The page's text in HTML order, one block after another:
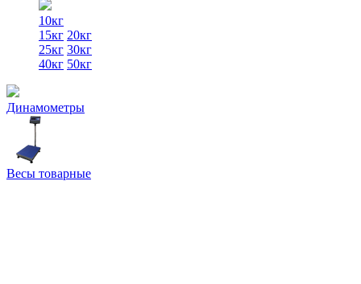
10кг
15кг 20кг
25кг 30кг
40кг 50кг
Динамометры
Весы товарные